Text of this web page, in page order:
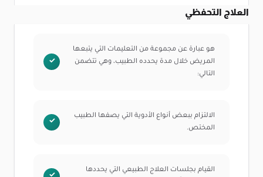
العلاج التحفظي
هو عبارة عن مجموعة من التعليمات التي يتبعها
المريض خلال مدة يحدده الطبيب، وهي تتضمن
التالي:
الالتزام ببعض أنواع الأدوية التي يصفها الطبيب
المختص.
القيام بجلسات العلاج الطبيعي التي يحددها